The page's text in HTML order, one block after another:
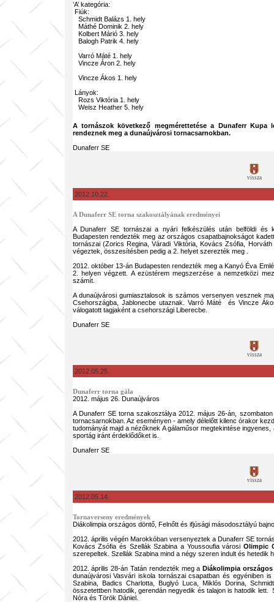
’A’ kategória:
Fiúk:
Schmidt Balázs 1. hely
Máthé Dominik 2. hely
Kolbert Márió 3. hely
Balogh Patrik 4. hely
Varró Máté 1. hely
Vincze Áron 2. hely
Vincze Ákos 1. hely
Lányok:
Rozs Viktória 1. hely
Weisz Heather 5. hely
A tornászok következő megmérettetése a Dunaferr Kupa
rendeznek meg a dunaújvárosi tornacsarnokban.
Dunaferr SE
vissza
2012.10.22.
A Dunaferr SE torna szakosztályának eredményei
A Dunaferr SE tornászai a nyári felkészülés után belföldi és
Budapesten rendezték meg az országos csapatbajnokságot
tornászai (Zorics Regina, Váradi Viktória, Kovács Zsófia,
végeztek, összesítésben pedig a 2. helyet szerezték meg .
2012. október 13-án Budapesten rendezték meg a Kanyó Éva
2. helyen végzett. A ezüstérem megszerzése a nemzetközi
számít.
A dunaújvárosi gumiasztalosok is számos versenyen vesznek
Csehországba, Jablonecbe utaznak. Varró Máté és Vincze
válogatott tagjaként a csehországi Liberecbe.
Dunaferr SE
vissza
2012.05.25.
Dunaferr torna gála
2012. május 26. Dunaújváros
A Dunaferr SE torna szakosztálya 2012. május 26-án,
tornacsarnokban. Az eseményen - amely délelőtt kilenc órakor
tudományát majd a nézőknek A gálaműsor megtekintése
sportág iránt érdeklődőket is.
Dunaferr SE
vissza
2012.05.14.
Tornaverseny eredmények
Diákolimpia országos döntő, Felnőtt és ifjúsági másodosztályú
2012. április végén Marokkóban versenyeztek a Dunaferr SE
Kovács Zsófia és Szellák Szabina a Youssoufia városiOlimpic
szerepeltek. Szellák Szabina mind a négy szeren indult és hetedik
2012. április 28-án Tatán rendezték meg aDiákolimpia
dunaújvárosi Vasvári iskola tornászai csapatban és egyéniben
Szabina, Badics Charlotta, Buglyó Luca, Miklós Dorina,
összetettben hatodik, gerendán negyedik és talajon is hatodik
Nóra és Török Dániel.